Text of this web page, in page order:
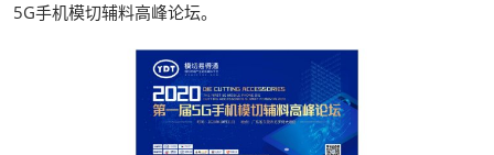
5G手机模切辅料高峰论坛。